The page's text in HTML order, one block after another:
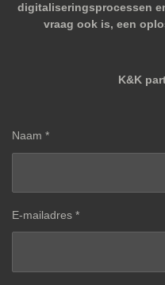
digitaliseringsprocessen
vraag ook is, een
K&K
Naam *
E-mailadres *